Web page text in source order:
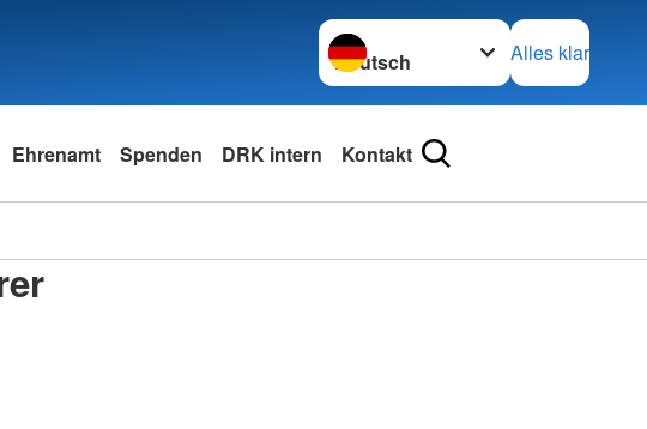
Sprache wechseln zu
Alles klar
Ehrenamt Spenden DRK intern Kontakt